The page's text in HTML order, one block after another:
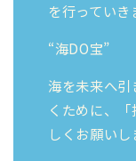
を行っていき
“海DO宝”
海を未来へ
くために、
しくお願いし